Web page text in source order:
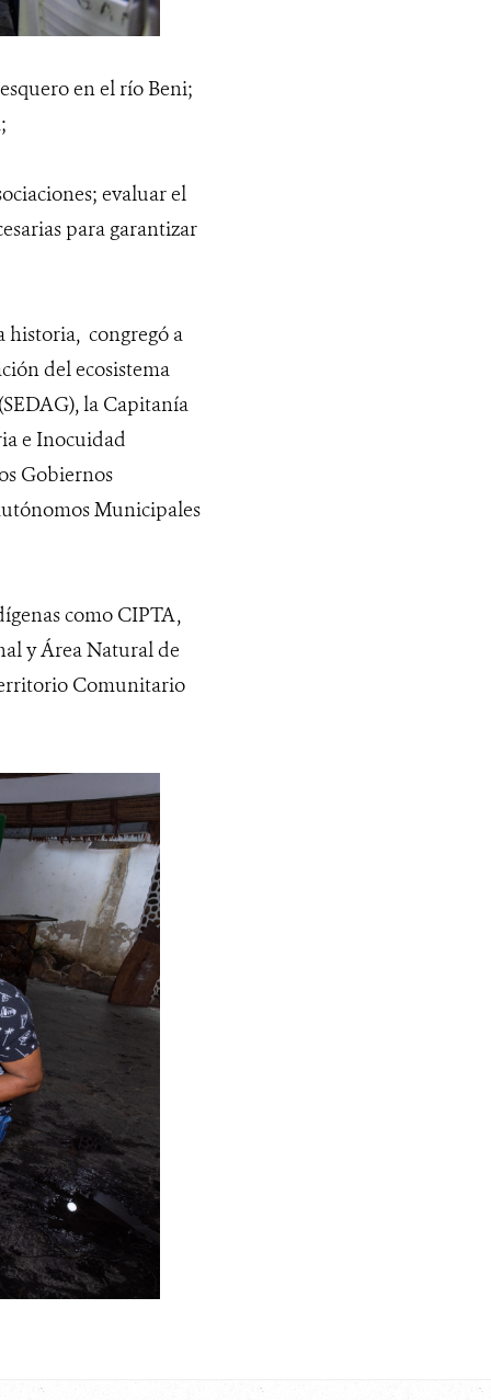
en el río Beni;
evaluar el
para garantizar
historia, congregó a
del ecosistema
la Capitanía
e Inocuidad
Gobiernos
Municipales
como CIPTA,
y Área Natural de
Comunitario